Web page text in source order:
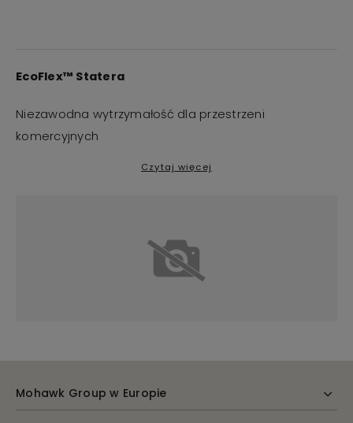
EcoFlex™ Statera
Niezawodna wytrzymałość dla przestrzeni
komercyjnych
Czytaj więcej
Mohawk Group w Europie